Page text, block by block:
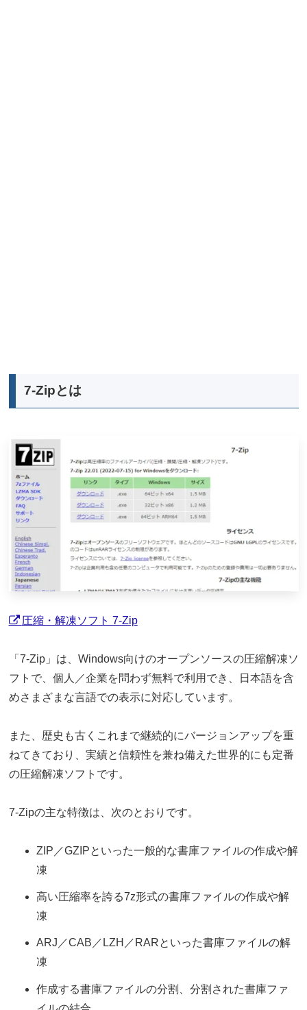
7-Zipとは
圧縮・解凍ソフト 7-Zip
「7-Zip」は、Windows向けのオープンソースの圧縮解凍ソ
フトで、個人／企業を問わず無料で利用でき、日本語を含
めさまざまな言語での表示に対応しています。
また、歴史も古くこれまで継続的にバージョンアップを重
ねてきており、実績と信頼性を兼ね備えた世界的にも定番
の圧縮解凍ソフトです。
7-Zipの主な特徴は、次のとおりです。
ZIP／GZIPといった一般的な書庫ファイルの作成や解
凍
高い圧縮率を誇る7z形式の書庫ファイルの作成や解
凍
ARJ／CAB／LZH／RARといった書庫ファイルの解
凍
作成する書庫ファイルの分割、分割された書庫ファ